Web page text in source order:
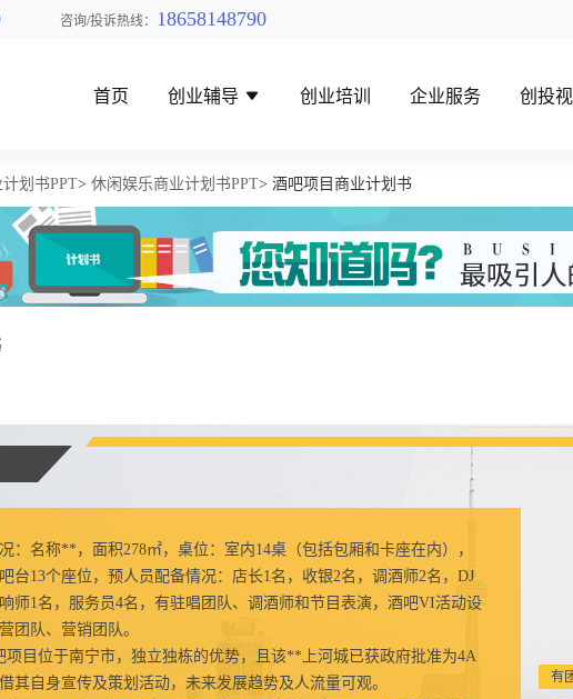
咨询/投诉热线： 18658148790
首页 创业辅导 创业培训 企业服务 创投
找创业项目 找创投机构
计划书PPT> 休闲娱乐商业计划书PPT> 酒吧项目商业计划书
：名称**，面积278㎡，桌位：室内14桌（包括包厢和卡座在内），
台13个座位，预人员配备情况：店长1名，收银2名，调酒师2名，DJ
师1名，服务员4名，有驻唱团队、调酒师和节目表演，酒吧VI活动设
团队、营销团队。
位于南宁市，独立独栋的优势，且该**上河城已获政府批准为4A
其自身宣传及策划活动，未来发展趋势及人流量可观。
有